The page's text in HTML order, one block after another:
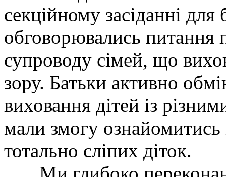
секційному засіданні для
обговорювались питання
супроводу сімей, що
зору. Батьки активно
виховання дітей із
мали змогу ознайомитись
тотально сліпих діток.